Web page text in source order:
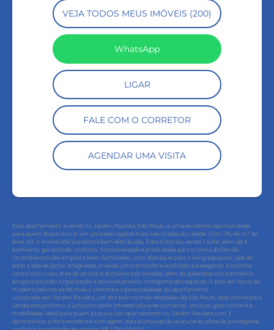
VEJA TODOS MEUS IMÓVEIS (200)
WhatsApp
LIGAR
FALE COM O CORRETOR
AGENDAR UMA VISITA
Este apartamento à venda no Jardim Paulista, São Paulo, é uma excelente oportunidade
para quem busca morar em uma das regiões mais valorizadas da cidade. Com 135,48 m² de
área útil, o imóvel oferece planta bem distribuída, 3 dormitórios, sendo 1 suíte, além de 3
banheiros, garantindo conforto, funcionalidade e praticidade para a rotina da família.
Os ambientes são amplos e bem iluminados, com destaque para o living espaçoso, sala de
estar e sala de jantar integradas, criando uma atmosfera acolhedora e elegante. A cozinha
conta com copa, área de serviço e armários sob medida, além de gabinetes nos banheiros,
proporcionando organização e aproveitamento inteligente dos espaços. O piso em tacos de
madeira valoriza ainda mais o charme e a personalidade do apartamento.
Localizado em Jardim Paulista, um dos bairros mais desejados de São Paulo, este imóvel para
venda está próximo a uma completa infraestrutura de comércio, serviços, gastronomia e
mobilidade. Ideal para quem procura um apartamento no Jardim Paulista com 3
dormitórios, suíte e excelente metragem, esta é uma opção que une localização privilegiada,